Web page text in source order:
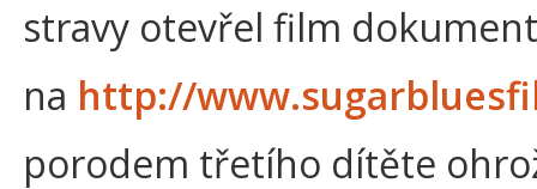
stravy otevřel film
na http://
porodem třetího dítěte